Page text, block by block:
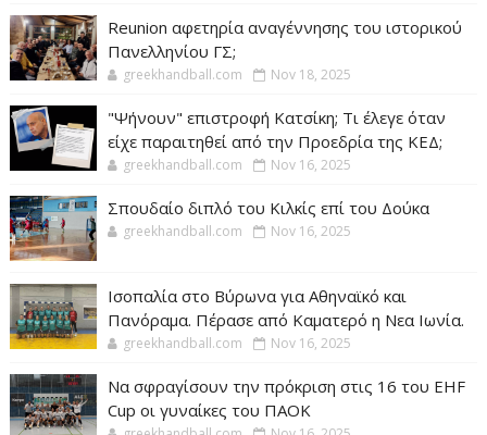
Reunion αφετηρία αναγέννησης του ιστορικού
Πανελληνίου ΓΣ;
greekhandball.com Nov 18, 2025
"Ψήνουν" επιστροφή Κατσίκη; Τι έλεγε όταν
είχε παραιτηθεί από την Προεδρία της ΚΕΔ;
greekhandball.com Nov 16, 2025
Σπουδαίο διπλό του Κιλκίς επί του Δούκα
greekhandball.com Nov 16, 2025
Ισοπαλία στο Βύρωνα για Αθηναϊκό και
Πανόραμα. Πέρασε από Καματερό η Νεα Ιωνία.
greekhandball.com Nov 16, 2025
Να σφραγίσουν την πρόκριση στις 16 του EHF
Cup οι γυναίκες του ΠΑΟΚ